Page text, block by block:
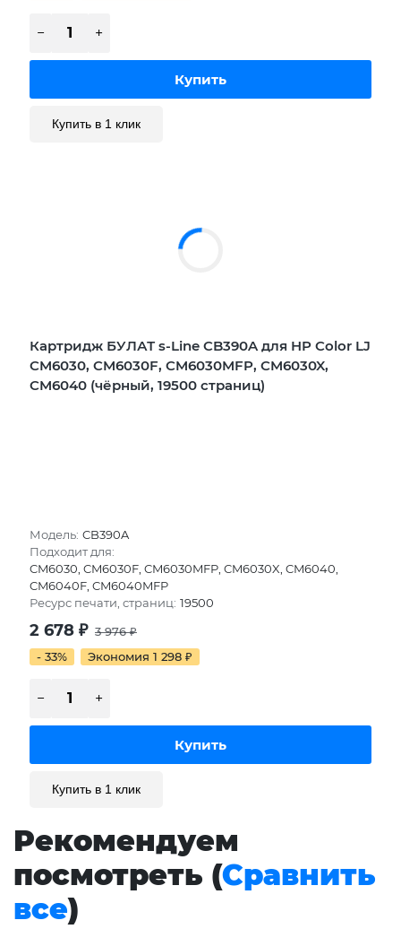
Купить в 1 клик
Картридж БУЛАТ s-Line CB390A для HP Color LJ
CM6030, CM6030F, CM6030MFP, CM6030X,
CM6040 (чёрный, 19500 страниц)
Модель: CB390A
Подходит для:
CM6030, CM6030F, CM6030MFP, CM6030X, CM6040,
CM6040F, CM6040MFP
Ресурс печати, страниц: 19500
2 678 ₽ 3 976₽
- 33%
Экономия 1 298 ₽
Купить в 1 клик
Рекомендуем
посмотреть (Сравнить
все)